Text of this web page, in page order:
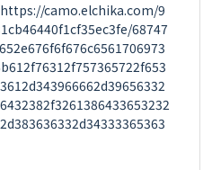
camo.elchika.com/9
68747